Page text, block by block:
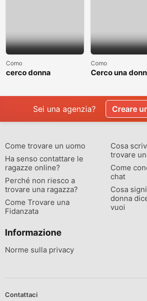
Como
cerco donna
Como
Cerco una
Sei una agenzia? Creare
Come trovare un uomo
Ha senso contattare le
ragazze online?
Perché non riesco a
trovare una ragazza?
Come Trovare una
Fidanzata
Cosa
trovare
Come
chat
Cosa
donna
vuoi
Informazione
Norme sulla privacy
Contattaci